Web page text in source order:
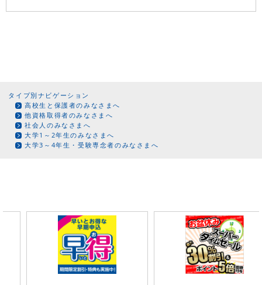
タイプ別ナビゲーション
高校生と保護者のみなさまへ
他資格取得者のみなさまへ
社会人のみなさまへ
大学1～2年生のみなさまへ
大学3～4年生・受験専念者のみなさまへ